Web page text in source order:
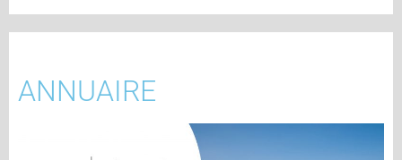
ANNUAIRE